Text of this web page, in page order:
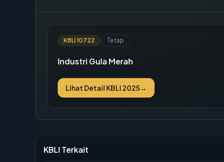
KBLI 10722 Tetap
Industri Gula Merah
Lihat Detail KBLI 2025→
KBLI Terkait